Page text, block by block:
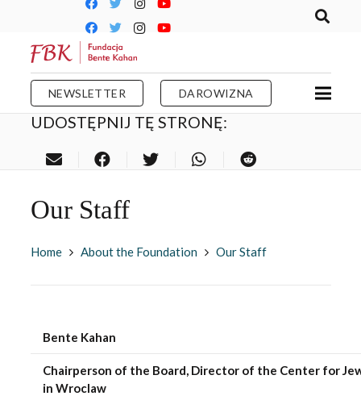
NEWSLETTER DAROWIZNA
UDOSTĘPNIJ TĘ STRONĘ:
Our Staff
Home About the Foundation Our Staff
Bente Kahan
Chairperson of the Board, Director of the Center for
in Wroclaw